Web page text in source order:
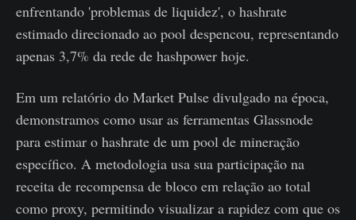
enfrentando 'problemas de liquidez', o hashrate
estimado direcionado ao pool despencou, representando
apenas 3,7% da rede de hashpower hoje.
Em um relatório do Market Pulse divulgado na época,
demonstramos como usar as ferramentas Glassnode
para estimar o hashrate de um pool de mineração
específico. A metodologia usa sua participação na
receita de recompensa de bloco em relação ao total
como proxy, permitindo visualizar a rapidez com que os